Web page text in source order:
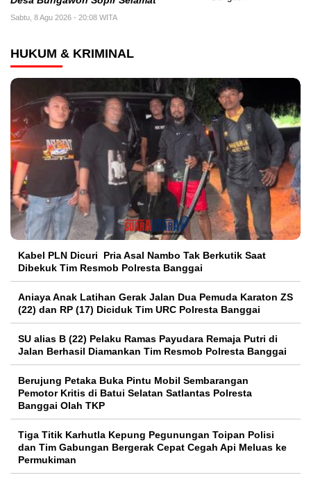
Sabtu, 8 Agu 2026 - 20:08 WITA
HUKUM & KRIMINAL
Kabel PLN Dicuri Pria Asal Nambo Tak Berkutik Saat
Dibekuk Tim Resmob Polresta Banggai
Aniaya Anak Latihan Gerak Jalan Dua Pemuda Karaton ZS
(22) dan RP (17) Diciduk Tim URC Polresta Banggai
SU alias B (22) Pelaku Ramas Payudara Remaja Putri di
Jalan Berhasil Diamankan Tim Resmob Polresta Banggai
Berujung Petaka Buka Pintu Mobil Sembarangan
Pemotor Kritis di Batui Selatan Satlantas Polresta
Banggai Olah TKP
Tiga Titik Karhutla Kepung Pegunungan Toipan Polisi
dan Tim Gabungan Bergerak Cepat Cegah Api Meluas ke
Permukiman